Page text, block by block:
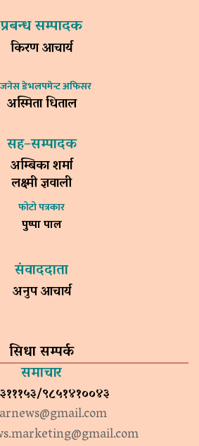
प्रबन्ध सम्पादक
किरण आचार्य
डेभलपमेन्ट अफिसर
अस्मिता धिताल
सह–सम्पादक
अम्बिका शर्मा
लक्ष्मी ज्ञवाली
फोटो पत्रकार
पुष्पा पाल
संवाददाता
अनुप आचार्य
सिधा सम्पर्क
समाचार
९८५१४१००४३